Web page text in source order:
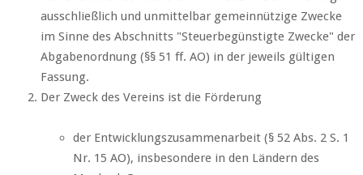
ausschließlich und unmittelbar gemeinnützige Zwecke
im Sinne des Abschnitts "Steuerbegünstigte Zwecke" der
Abgabenordnung (§§ 51 ff. AO) in der jeweils gültigen
Fassung.
Der Zweck des Vereins ist die Förderung
der Entwicklungszusammenarbeit (§ 52 Abs. 2 S. 1
Nr. 15 AO), insbesondere in den Ländern des